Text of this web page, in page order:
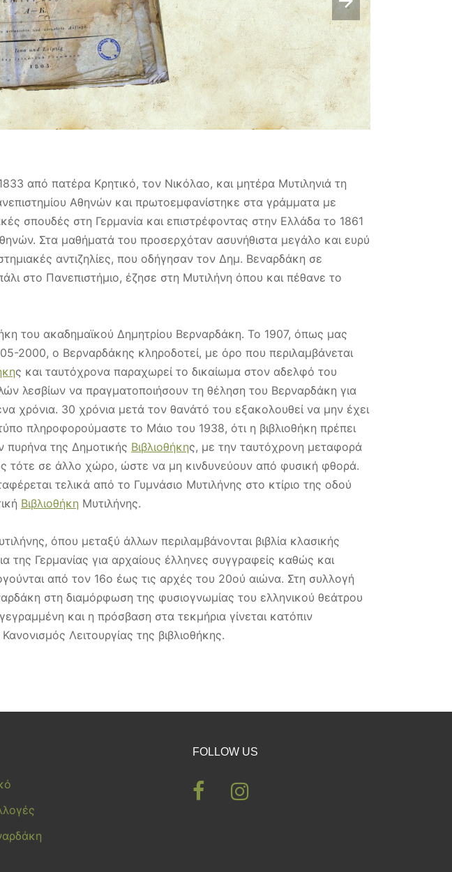
από πατέρα Κρητικό, τον Νικόλαο, και μητέρα Μυτιληνιά τη
Αθηνών και πρωτοεμφανίστηκε στα γράμματα με
σπουδές στη Γερμανία και επιστρέφοντας στην Ελλάδα το 1861
Στα μαθήματά του προσερχόταν ασυνήθιστα μεγάλο και ευρύ
αντιζηλίες, που οδήγησαν τον Δημ. Βεναρδάκη σε
στο Πανεπιστήμιο, έζησε στη Μυτιλήνη όπου και πέθανε το
του ακαδημαϊκού Δημητρίου Βερναρδάκη. Το 1907, όπως μας
2000, ο Βερναρδάκης κληροδοτεί, με όρο που περιλαμβάνεται
ς και ταυτόχρονα παραχωρεί το δικαίωμα στον αδελφό του
λεσβίων να πραγματοποιήσουν τη θέληση του Βερναρδάκη για
χρόνια. 30 χρόνια μετά τον θανάτό του εξακολουθεί να μην έχει
πληροφορούμαστε το Μάιο του 1938, ότι η βιβλιοθήκη πρέπει
πυρήνα της Δημοτικής Βιβλιοθήκης, με την ταυτόχρονη μεταφορά
τότε σε άλλο χώρο, ώστε να μη κινδυνεύουν από φυσική φθορά.
τελικά από το Γυμνάσιο Μυτιλήνης στο κτίριο της οδού
Βιβλιοθήκη Μυτιλήνης.
όπου μεταξύ άλλων περιλαμβάνονται βιβλία κλασικής
της Γερμανίας για αρχαίους έλληνες συγγραφείς καθώς και
από τον 16ο έως τις αρχές του 20ού αιώνα. Στη συλλογή
στη διαμόρφωση της φυσιογνωμίας του ελληνικού θεάτρου
και η πρόσβαση στα τεκμήρια γίνεται κατόπιν
Λειτουργίας της βιβλιοθήκης.
FOLLOW US